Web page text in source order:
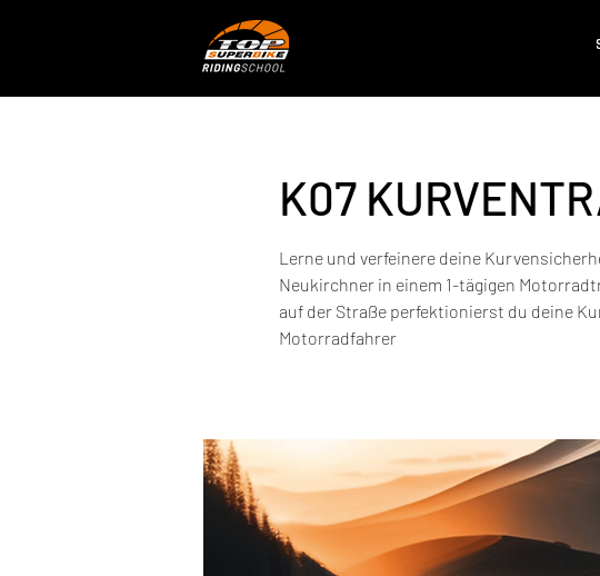
K07
Lerne und verfeinere deine
Neukirchner in einem 1-tägigen
auf der Straße perfektionierst du deine
Motorradfahrer